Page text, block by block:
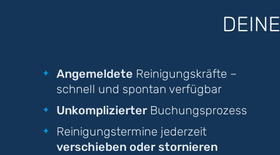
DEINE
Angemeldete Reinigungskräfte –
schnell und spontan verfügbar
UnkomplizierterBuchungsprozess
Reinigungstermine jederzeit
verschieben oder stornieren